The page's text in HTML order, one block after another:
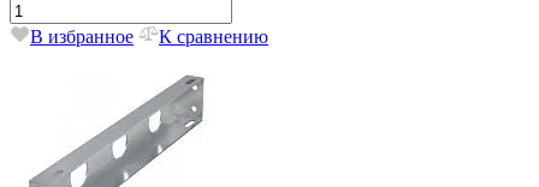
В избранное К сравнению